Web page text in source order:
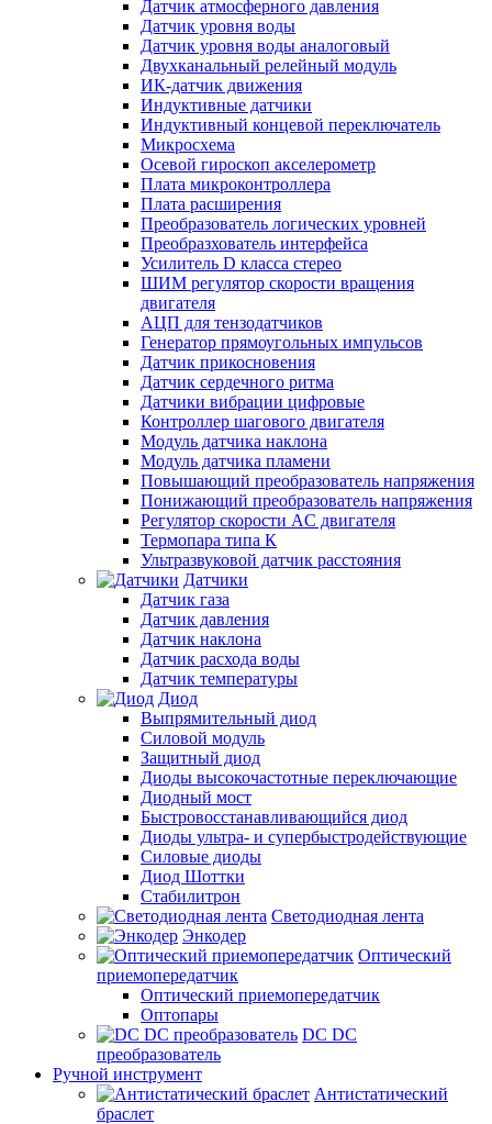
Датчик атмосферного давления
Датчик уровня воды
Датчик уровня воды аналоговый
Двухканальный релейный модуль
ИК-датчик движения
Индуктивные датчики
Индуктивный концевой переключатель
Микросхема
Осевой гироскоп акселерометр
Плата микроконтроллера
Плата расширения
Преобразователь логических уровней
Преобразхователь интерфейса
Усилитель D класса стерео
ШИМ регулятор скорости вращения
двигателя
АЦП для тензодатчиков
Генератор прямоугольных импульсов
Датчик прикосновения
Датчик сердечного ритма
Датчики вибрации цифровые
Контроллер шагового двигателя
Модуль датчика наклона
Модуль датчика пламени
Повышающий преобразователь напряжения
Понижающий преобразователь напряжения
Регулятор скорости AC двигателя
Термопара типа К
Ультразвуковой датчик расстояния
Датчики
Датчик газа
Датчик давления
Датчик наклона
Датчик расхода воды
Датчик температуры
Диод
Выпрямительный диод
Силовой модуль
Защитный диод
Диоды высокочастотные переключающие
Диодный мост
Быстровосстанавливающийся диод
Диоды ультра- и супербыстродействующие
Силовые диоды
Диод Шоттки
Стабилитрон
Светодиодная лента
Энкодер
Оптический
приемопередатчик
Оптический приемопередатчик
Оптопары
DC DC
преобразователь
Ручной инструмент
Антистатический
браслет